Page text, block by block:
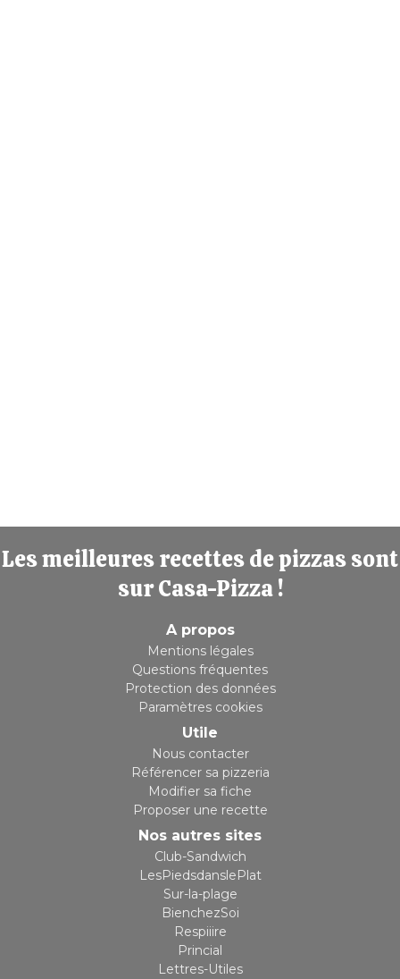
Les meilleures recettes de pizzas sont
sur Casa-Pizza !
A propos
Mentions légales
Questions fréquentes
Protection des données
Paramètres cookies
Utile
Nous contacter
Référencer sa pizzeria
Modifier sa fiche
Proposer une recette
Nos autres sites
Club-Sandwich
LesPiedsdanslePlat
Sur-la-plage
BienchezSoi
Respiiire
Princial
Lettres-Utiles